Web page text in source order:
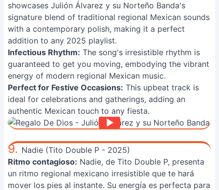
showcases Julión Álvarez y su Norteño Banda's
signature blend of traditional regional Mexican sounds
with a contemporary polish, making it a perfect
addition to any 2025 playlist.
Infectious Rhythm: The song's irresistible rhythm is
guaranteed to get you moving, embodying the vibrant
energy of modern regional Mexican music.
Perfect for Festive Occasions: This upbeat track is
ideal for celebrations and gatherings, adding an
authentic Mexican touch to any fiesta.
9. Nadie (Tito Double P - 2025)
Ritmo contagioso: Nadie, de Tito Double P, presenta
un ritmo regional mexicano irresistible que te hará
mover los pies al instante. Su energía es perfecta para